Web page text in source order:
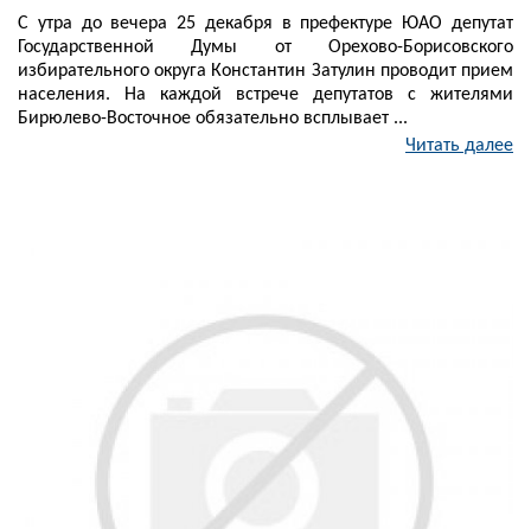
С утра до вечера 25 декабря в префектуре ЮАО депутат
Государственной Думы от Орехово-Борисовского
избирательного округа Константин Затулин проводит прием
населения. На каждой встрече депутатов с жителями
Бирюлево-Восточное обязательно всплывает ...
Читать далее